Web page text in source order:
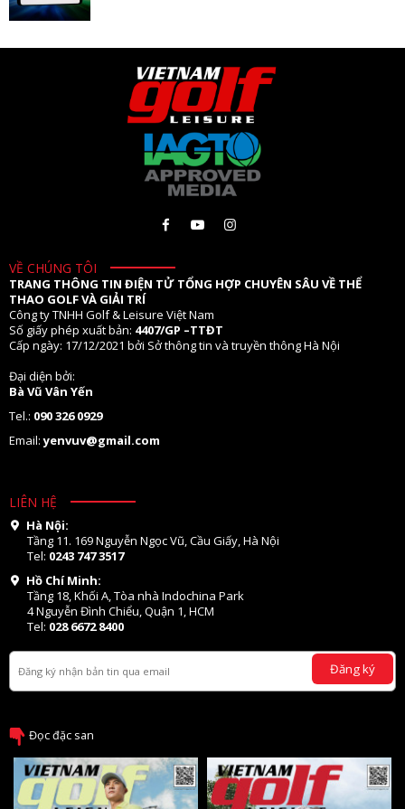
VỀ CHÚNG TÔI
TRANG THÔNG TIN ĐIỆN TỬ TỔNG HỢP CHUYÊN SÂU VỀ THỂ
THAO GOLF VÀ GIẢI TRÍ
Công ty TNHH Golf & Leisure Việt Nam
Số giấy phép xuất bản: 4407/GP –TTĐT
Cấp ngày: 17/12/2021 bởi Sở thông tin và truyền thông Hà Nội
Đại diện bởi:
Bà Vũ Vân Yến
Tel.: 090 326 0929
Email:yenvuv@gmail.com
LIÊN HỆ
Hà Nội:
Tầng 11. 169 Nguyễn Ngọc Vũ, Cầu Giấy, Hà Nội
Tel: 0243 747 3517
Hồ Chí Minh:
Tầng 18, Khối A, Tòa nhà Indochina Park
4 Nguyễn Đình Chiểu, Quận 1, HCM
Tel: 028 6672 8400
Đăng ký
Đọc đặc san